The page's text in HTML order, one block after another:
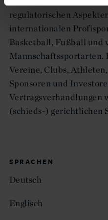
regulatorischen
internationalen
Basketball, Fußball und
Vereine, Clubs,
Sponsoren und
Vertragsverhandlungen
(schieds-) gerichtlichen
SPRACHEN
Deutsch
Englisch